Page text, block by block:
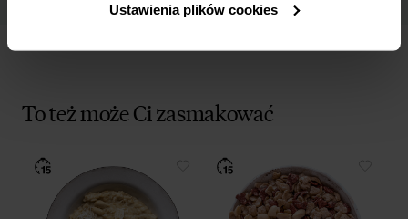
Ustawienia plików cookies
To też może Ci zasmakować